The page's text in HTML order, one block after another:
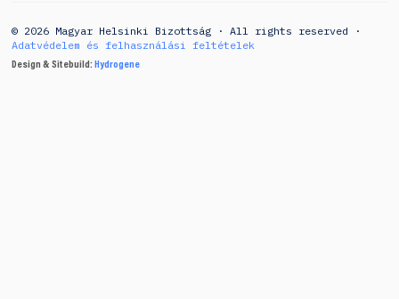
© 2026 Magyar Helsinki Bizottság · All rights reserved ·
Adatvédelem és felhasználási feltételek
Design & Sitebuild: Hydrogene